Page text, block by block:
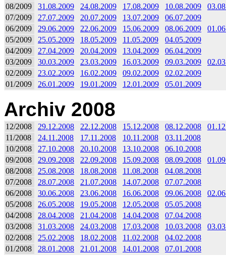
08/2009
31.08.2009 24.08.2009 17.08.2009 10.08.2009
07/2009
27.07.2009 20.07.2009 13.07.2009
06.07.2009
06/2009
29.06.2009 22.06.2009 15.06.2009 08.06.2009
05/2009
25.05.2009 18.05.2009 11.05.2009
04.05.2009
04/2009
27.04.2009 20.04.2009 13.04.2009
06.04.2009
03/2009
30.03.2009 23.03.2009 16.03.2009 09.03.2009
02/2009
23.02.2009 16.02.2009 09.02.2009
02.02.2009
01/2009
26.01.2009 19.01.2009 12.01.2009 05.01.2009
Archiv 2008
12/2008 29.12.2008 22.12.2008 15.12.2008 08.12.2008
11/2008
24.11.2008 17.11.2008 10.11.2008
03.11.2008
10/2008
27.10.2008 20.10.2008 13.10.2008
06.10.2008
09/2008
29.09.2008 22.09.2008 15.09.2008 08.09.2008
08/2008
25.08.2008 18.08.2008 11.08.2008
04.08.2008
07/2008
28.07.2008 21.07.2008 14.07.2008
07.07.2008
06/2008
30.06.2008 23.06.2008 16.06.2008 09.06.2008
05/2008
26.05.2008 19.05.2008 12.05.2008
05.05.2008
04/2008
28.04.2008 21.04.2008 14.04.2008
07.04.2008
03/2008
31.03.2008 24.03.2008 17.03.2008 10.03.2008
02/2008
25.02.2008 18.02.2008 11.02.2008
04.02.2008
01/2008
28.01.2008 21.01.2008 14.01.2008 07.01.2008